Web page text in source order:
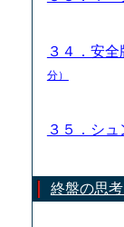
３４．安
分）
３５．シ
終盤の思